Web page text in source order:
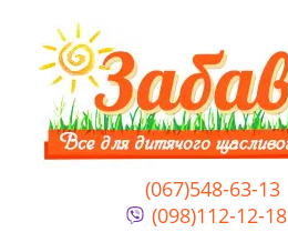
(067)548-63-13
(098)112-12-18